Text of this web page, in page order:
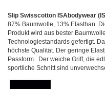
Slip Swisscotton ISAbodywear
87% Baumwolle, 13% Elasthan.
Produkt wird aus bester
Technologiestandards gefertigt.
höchste Qualität. Der geringe
Passform. Der weiche Griff, die
sportliche Schnitt sind